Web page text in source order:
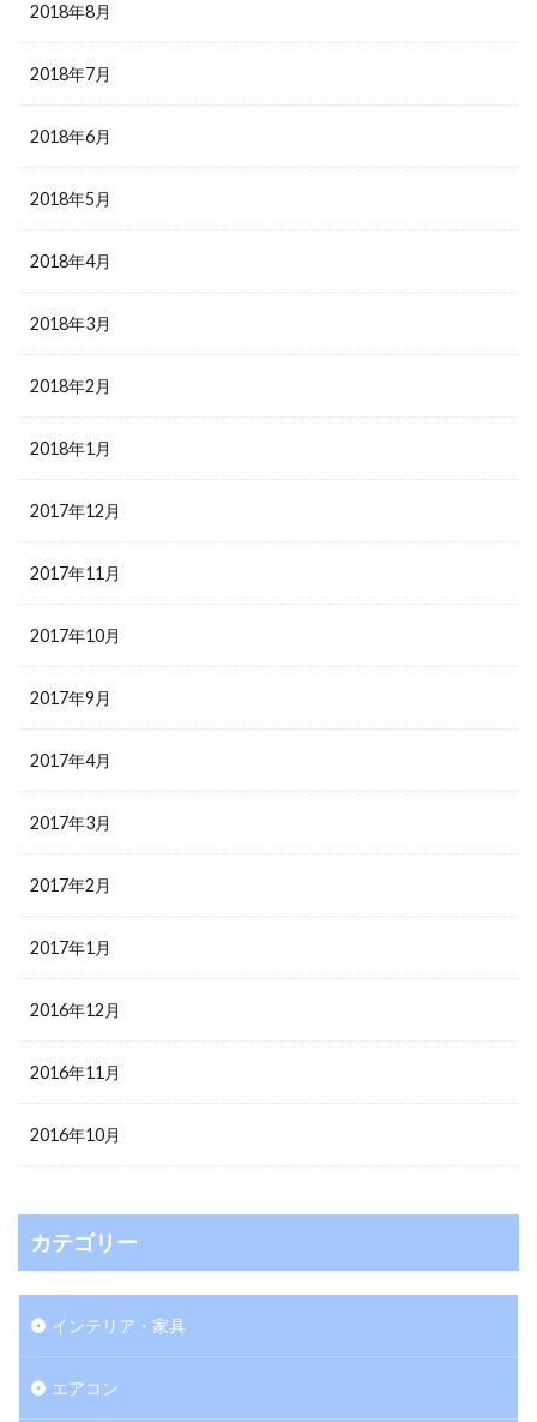
2018年8月
2018年7月
2018年6月
2018年5月
2018年4月
2018年3月
2018年2月
2018年1月
2017年12月
2017年11月
2017年10月
2017年9月
2017年4月
2017年3月
2017年2月
2017年1月
2016年12月
2016年11月
2016年10月
カテゴリー
インテリア・家具
エアコン